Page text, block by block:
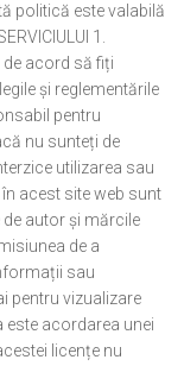
politică este valabilă
1.
acord să fiți
și reglementările
pentru
nu sunteți de
utilizarea sau
acest site web sunt
de autor și mărcile
de a
sau
pentru vizualizare
acordarea unei
licențe nu